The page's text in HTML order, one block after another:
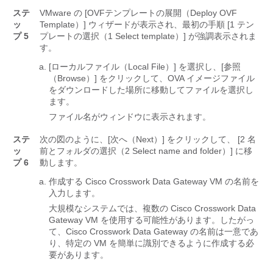
ステ
ッ
プ 5
VMware の [OVFテンプレートの展開（Deploy OVF
Template）] ウィザードが表示され、最初の手順 [1 テン
プレートの選択（1 Select template）] が強調表示されま
す。
[ローカルファイル（Local File）] を選択し、[参照
（Browse）] をクリックして、OVA イメージファイル
をダウンロードした場所に移動してファイルを選択し
ます。
ファイル名がウィンドウに表示されます。
ステ
ッ
プ 6
次の図のように、[次へ（Next）] をクリックして、 [2 名
前とフォルダの選択（2 Select name and folder）] に移
動します。
作成する Cisco Crosswork Data Gateway VM の名前を
入力します。
大規模なシステムでは、複数の Cisco Crosswork Data
Gateway VM を使用する可能性があります。したがっ
て、Cisco Crosswork Data Gateway の名前は一意であ
り、特定の VM を簡単に識別できるように作成する必
要があります。